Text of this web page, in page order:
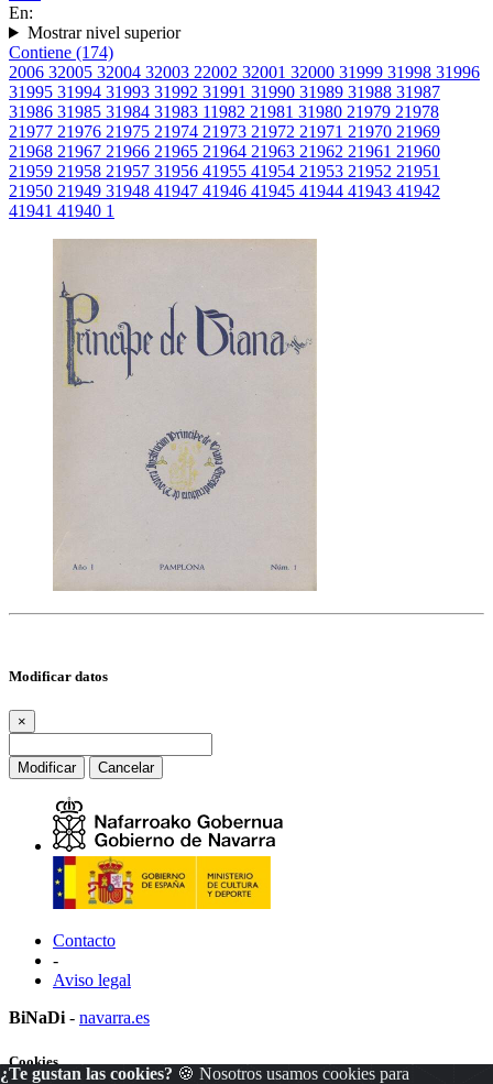
En:
Mostrar nivel superior
Contiene (174)
2006 32005 32004 32003 22002 32001 32000 31999 31998 31996
31995 31994 31993 31992 31991 31990 31989 31988 31987
31986 31985 31984 31983 11982 21981 31980 21979 21978
21977 21976 21975 21974 21973 21972 21971 21970 21969
21968 21967 21966 21965 21964 21963 21962 21961 21960
21959 21958 21957 31956 41955 41954 21953 21952 21951
21950 21949 31948 41947 41946 41945 41944 41943 41942
41941 41940 1
Modificar datos
×
Modificar Cancelar
Contacto
-
Aviso legal
BiNaDi - navarra.es
¿Te gustan las cookies? 🍪 Nosotros usamos cookies para
Cookies